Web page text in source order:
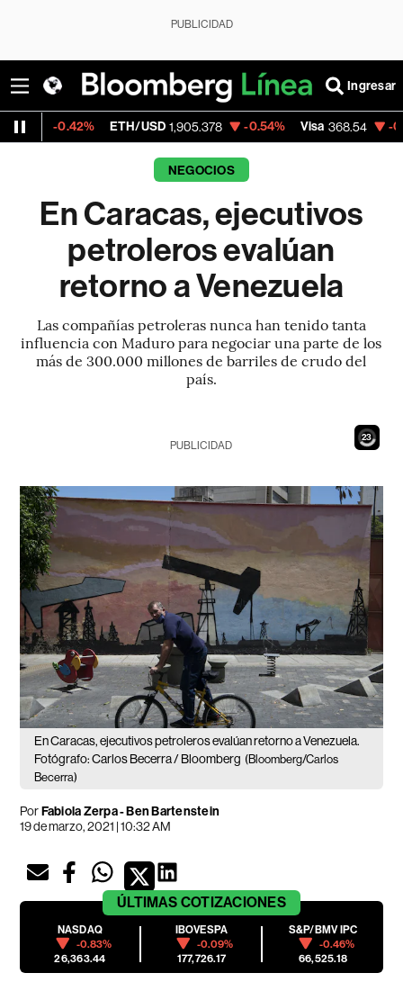
PUBLICIDAD
Ingresar
ETH/USD 1,905.378 -0.54% Visa 368.54 -0.28%
NEGOCIOS
En Caracas, ejecutivos
petroleros evalúan
retorno a Venezuela
Las compañías petroleras nunca han tenido tanta
influencia con Maduro para negociar una parte de los
más de 300.000 millones de barriles de crudo del
país.
21
PUBLICIDAD
En Caracas, ejecutivos petroleros evalúan retorno a Venezuela.
Fotógrafo: Carlos Becerra / Bloomberg (Bloomberg/Carlos
Becerra)
PorFabiola Zerpa - Ben Bartenstein
19 de marzo, 2021 | 10:32 AM
ÚLTIMAS COTIZACIONES
NASDAQ
-0.83%
26,363.44
IBOVESPA
-0.09%
177,726.17
S&P/BMV IPC
-0.46%
66,525.18